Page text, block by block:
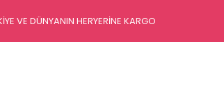
VE DÜNYANIN HERYERİNE KARGO